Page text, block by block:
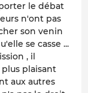
le débat
n'ont pas
son venin
se casse ...
, il
plaisant
aux autres